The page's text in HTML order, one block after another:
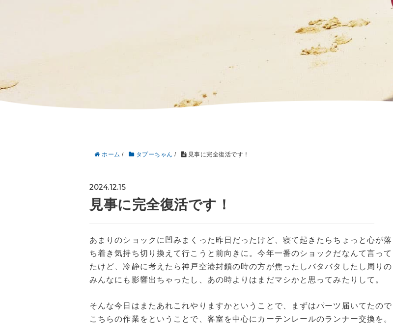
ホーム / タプーちゃん / 見事に完全復活です！
2024.12.15
見事に完全復活です！
あまりのショックに凹みまくった昨日だったけど、寝て起きたらちょっと心が落
ち着き気持ち切り換えて行こうと前向きに。今年一番のショックだなんて言って
たけど、冷静に考えたら神戸空港封鎖の時の方が焦ったしバタバタしたし周りの
みんなにも影響出ちゃったし、あの時よりはまだマシかと思ってみたりして。
そんな今日はまたあれこれやりますかということで、まずはパーツ届いてたので
こちらの作業をということで、客室を中心にカーテンレールのランナー交換を。